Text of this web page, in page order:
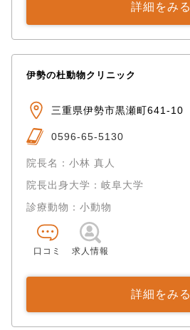
詳細をみる
伊勢の杜動物クリニック
三重県伊勢市黒瀬町641-10
0596-65-5130
院長名：小林 真人
院長出身大学：岐阜大学
診療動物：小動物
口コミ 求人情報
詳細をみる